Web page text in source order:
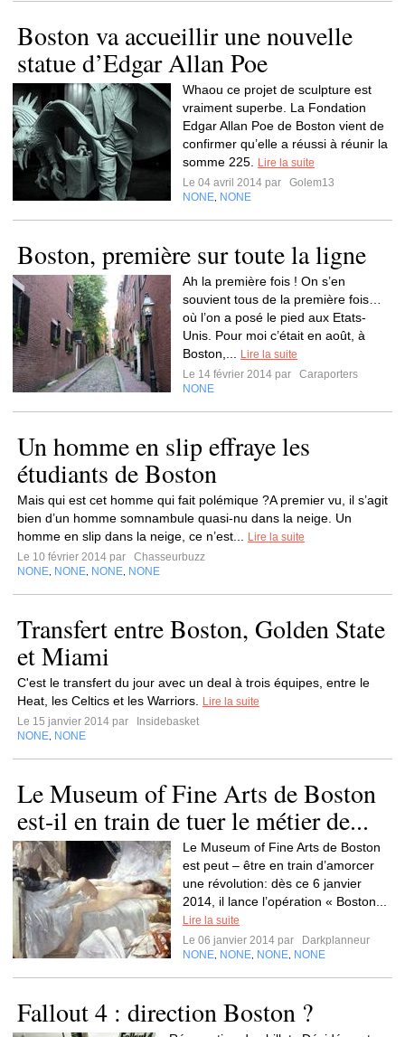
Boston va accueillir une nouvelle
statue d’Edgar Allan Poe
Whaou ce projet de sculpture est
vraiment superbe. La Fondation
Edgar Allan Poe de Boston vient de
confirmer qu’elle a réussi à réunir la
somme 225.
Lire la suite
Le 04 avril 2014 par
Golem13
NONE NONE
Boston, première sur toute la ligne
Ah la première fois ! On s’en
souvient tous de la première fois…
où l’on a posé le pied aux Etats-
Unis. Pour moi c’était en août, à
Boston,...
Lire la suite
Le 14 février 2014 par
Caraporters
NONE
Un homme en slip effraye les
étudiants de Boston
Mais qui est cet homme qui fait polémique ?A premier vu, il s’agit
bien d’un homme somnambule quasi-nu dans la neige. Un
homme en slip dans la neige, ce n’est...
Lire la suite
Le 10 février 2014 par
Chasseurbuzz
NONE NONE NONE NONE
Transfert entre Boston, Golden State
et Miami
C'est le transfert du jour avec un deal à trois équipes, entre le
Heat, les Celtics et les Warriors.
Lire la suite
Le 15 janvier 2014 par
Insidebasket
NONE NONE
Le Museum of Fine Arts de Boston
est-il en train de tuer le métier de...
Le Museum of Fine Arts de Boston
est peut – être en train d’amorcer
une révolution: dès ce 6 janvier
2014, il lance l’opération « Boston...
Lire la suite
Le 06 janvier 2014 par
Darkplanneur
NONE NONE NONE NONE
Fallout 4 : direction Boston ?